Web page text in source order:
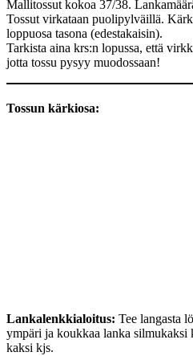
Mallitossut kokoa 37/38.
Tossut virkataan puolipylväillä.
loppuosa tasona (edestakaisin).
Tarkista aina krs:n lopussa, että
jotta tossu pysyy muodossaan!
Tossun kärkiosa:
Lankalenkkialoitus: Tee langasta
ympäri ja koukkaa lanka
kaksi kjs.